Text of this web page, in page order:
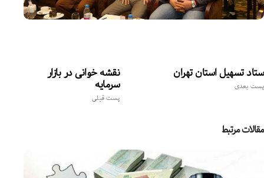
نقشه خوانی در بازار
سرمایه
پست قبلی
ستاد تسهیل استان تهران
پست بعدی
مقالات مرتبط